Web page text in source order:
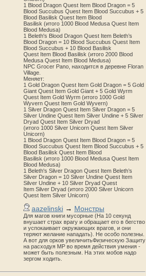
1 Blood Dragon Quest Item Blood Dragon = 5
Blood Succubus Quest Item Blood Succubus + 5
Blood Basilisk Quest Item Blood
Basilisk (итого 1000 Blood Medusa Quest Item
Blood Medusa)
1 Beleth's Blood Dragon Quest Item Beleth’s
Blood Dragon = 10 Blood Succubus Quest Item
Blood Succubus + 10 Blood Basilisk
Quest Item Blood Basilisk (итого 2000 Blood
Medusa Quest Item Blood Medusa)
NPC Grocer Pano, находится в деревне Floran
Village.
Меняет:
1 Gold Dragon Quest Item Gold Dragon = 5 Gold
Giant Quest Item Gold Giant + 5 Gold Wyrm
Quest Item Gold Wyrm (итого 1000 Gold
Wyvern Quest Item Gold Wyvern)
1 Silver Dragon Quest Item Silver Dragon = 5
Silver Undine Quest Item Silver Undine + 5 Silver
Dryad Quest Item Silver Dryad
(итого 1000 Silver Unicorn Quest Item Silver
Unicorn)
1 Blood Dragon Quest Item Blood Dragon = 5
Blood Succubus Quest Item Blood Succubus + 5
Blood Basilisk Quest Item Blood
Basilisk (итого 1000 Blood Medusa Quest Item
Blood Medusa)
1 Beleth's Silver Dragon Quest Item Beleth’s
Silver Dragon = 10 Silver Undine Quest Item
Silver Undine + 10 Silver Dryad Quest
Item Silver Dryad (итого 2000 Silver Unicorn
Quest Item Silver Unicorn)
aazelinski → Монстры
Для магов книги мусорные (На 10 секунд
внушает страх врагу и обращает его в бегство
и успокаивает окружающих врагов, и они
теряют желание нападать). Не особо полезны.
А вот для орков увеличитьФизическую Защиту
на расходуя MP во время действия умения -
может быть полезным. На этих мобов надо
зергом ходить.